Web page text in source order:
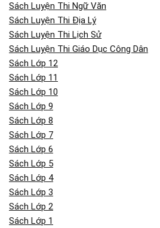
Sách Luyện Thi Ngữ Văn
Sách Luyện Thi Địa Lý
Sách Luyện Thi Lịch Sử
Sách Luyện Thi Giáo Dục Công Dân
Sách Lớp 12
Sách Lớp 11
Sách Lớp 10
Sách Lớp 9
Sách Lớp 8
Sách Lớp 7
Sách Lớp 6
Sách Lớp 5
Sách Lớp 4
Sách Lớp 3
Sách Lớp 2
Sách Lớp 1